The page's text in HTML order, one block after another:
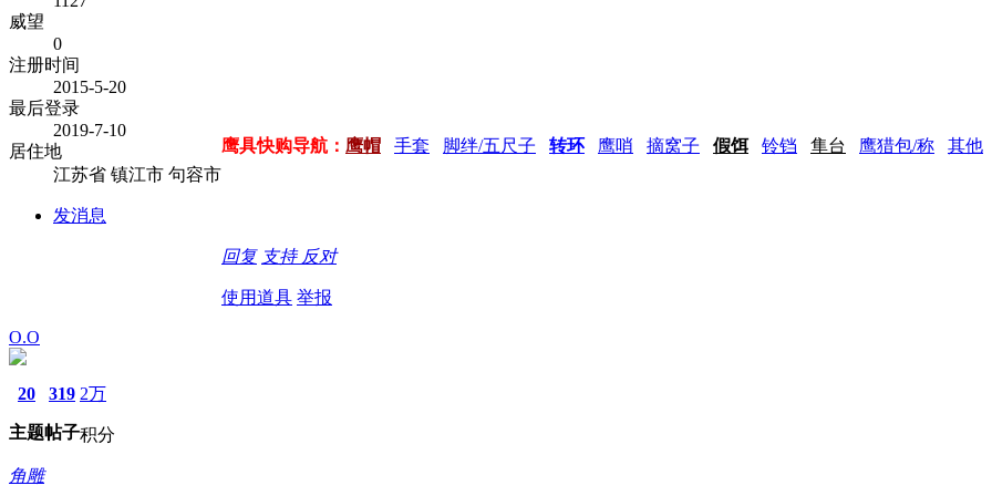
威望
0
注册时间
2015-5-20
最后登录
2019-7-10
居住地
江苏省 镇江市 句容市
发消息
鹰具快购导航： 鹰帽 手套 脚绊/五尺子 转环 鹰哨 摘窝子 假饵 铃铛 隼台 鹰猎包/称 其他
回复 支持 反对
使用道具 举报
O.O
20
主题
319
帖子
2万
积分
角雕